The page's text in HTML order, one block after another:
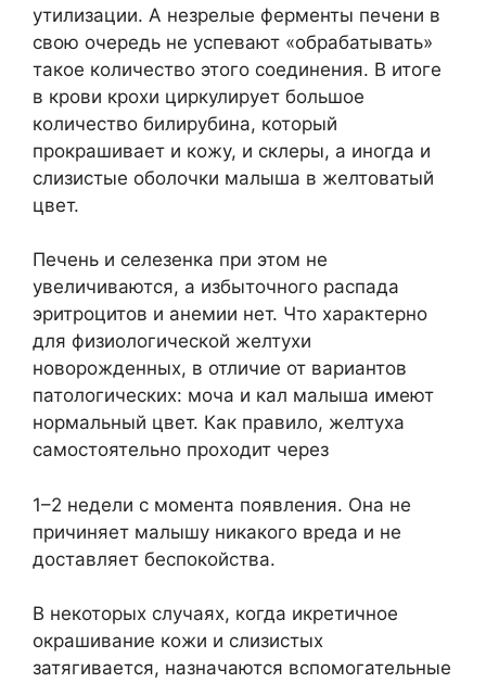
утилизации. А незрелые ферменты печени в
свою очередь не успевают «обрабатывать»
такое количество этого соединения. В итоге
в крови крохи циркулирует большое
количество билирубина, который
прокрашивает и кожу, и склеры, а иногда и
слизистые оболочки малыша в желтоватый
цвет.
Печень и селезенка при этом не
увеличиваются, а избыточного распада
эритроцитов и анемии нет. Что характерно
для физиологической желтухи
новорожденных, в отличие от вариантов
патологических: моча и кал малыша имеют
нормальный цвет. Как правило, желтуха
самостоятельно проходит через
1–2 недели с момента появления. Она не
причиняет малышу никакого вреда и не
доставляет беспокойства.
В некоторых случаях, когда икретичное
окрашивание кожи и слизистых
затягивается, назначаются вспомогательные